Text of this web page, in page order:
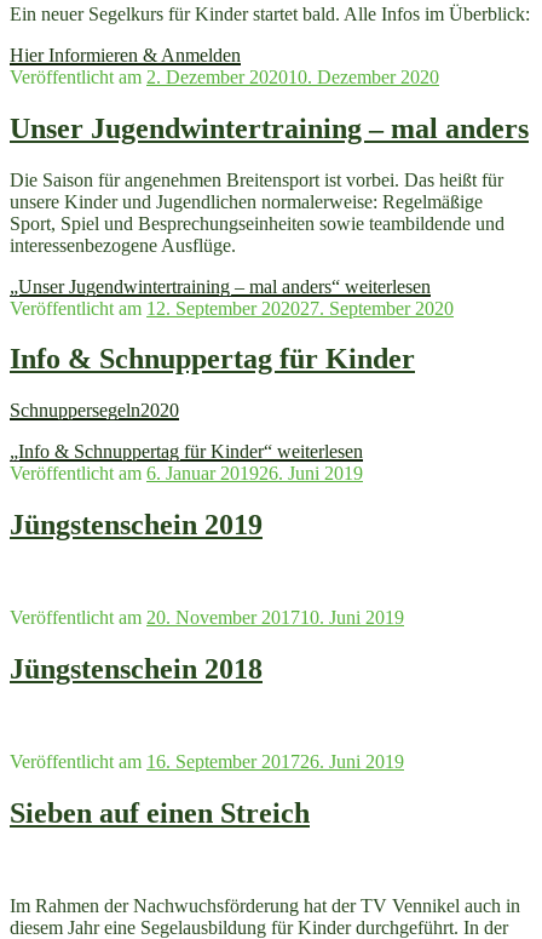
Ein neuer Segelkurs für Kinder startet bald. Alle Infos im Überblick:
Hier Informieren & Anmelden
Veröffentlicht am 2. Dezember 202010. Dezember 2020
Unser Jugendwintertraining – mal anders
Die Saison für angenehmen Breitensport ist vorbei. Das heißt für
unsere Kinder und Jugendlichen normalerweise: Regelmäßige
Sport, Spiel und Besprechungseinheiten sowie teambildende und
interessenbezogene Ausflüge.
„Unser Jugendwintertraining – mal anders“ weiterlesen
Veröffentlicht am 12. September 202027. September 2020
Info & Schnuppertag für Kinder
Schnuppersegeln2020
„Info & Schnuppertag für Kinder“ weiterlesen
Veröffentlicht am 6. Januar 201926. Juni 2019
Jüngstenschein 2019
Veröffentlicht am 20. November 201710. Juni 2019
Jüngstenschein 2018
Veröffentlicht am 16. September 201726. Juni 2019
Sieben auf einen Streich
Im Rahmen der Nachwuchsförderung hat der TV Vennikel auch in
diesem Jahr eine Segelausbildung für Kinder durchgeführt. In der